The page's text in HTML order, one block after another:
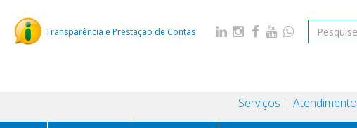
Transparência e Prestação de Contas
Serviços Atendimento